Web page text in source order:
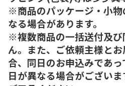
※商品のパッケージ・小
なる場合があります。
※複数商品の一括送付及び
ん。また、ご依頼主様と
合、同日のお申込みであ
日が異なる場合がござい